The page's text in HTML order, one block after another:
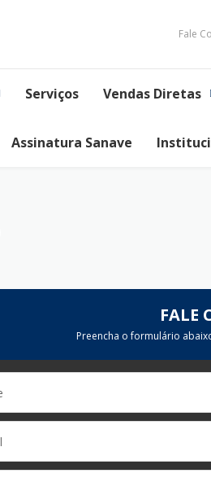
Fale
Serviços Vendas Diretas
Assinatura Sanave
FALE
Preencha o formulário